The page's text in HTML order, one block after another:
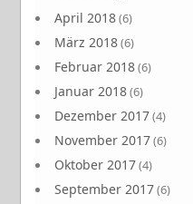
April 2018(6)
März 2018(6)
Februar 2018(6)
Januar 2018(6)
Dezember 2017(4)
November 2017(6)
Oktober 2017(4)
September 2017(6)